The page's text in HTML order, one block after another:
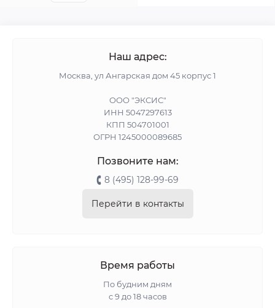
Наш адрес:
Москва, ул Ангарская дом 45 корпус 1
ООО "ЭКСИС"
ИНН 5047297613
КПП 504701001
ОГРН 1245000089685
Позвоните нам:
8 (495) 128-99-69
Перейти в контакты
Время работы
По будним дням
с 9 до 18 часов